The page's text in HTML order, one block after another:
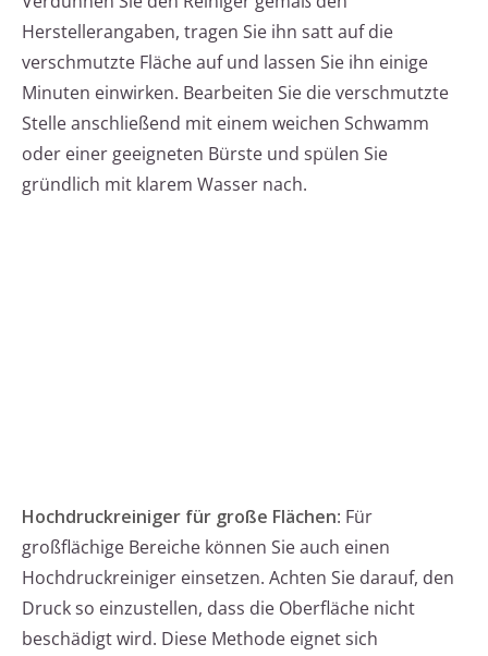
Herstellerangaben, tragen Sie ihn satt auf die
verschmutzte Fläche auf und lassen Sie ihn einige
Minuten einwirken. Bearbeiten Sie die verschmutzte
Stelle anschließend mit einem weichen Schwamm
oder einer geeigneten Bürste und spülen Sie
gründlich mit klarem Wasser nach.
Hochdruckreiniger für große Flächen: Für
großflächige Bereiche können Sie auch einen
Hochdruckreiniger einsetzen. Achten Sie darauf, den
Druck so einzustellen, dass die Oberfläche nicht
beschädigt wird. Diese Methode eignet sich